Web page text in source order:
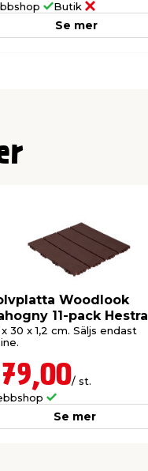
Butik
Se mer
Woodlook
11-pack Hestra
30 x 1,2 cm. Säljs endast
/ st.
Se mer